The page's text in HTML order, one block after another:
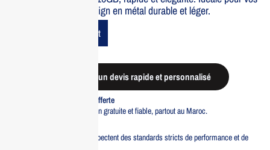
données avec son design en métal durable et léger.
Add To Cart
Demander un devis rapide et personnalisé
Livraison standard offerte
Profitez d’une livraison gratuite et fiable, partout au Maroc.
Tous nos produits respectent des standards stricts de performance et de